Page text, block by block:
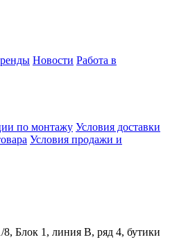
Новости Работа в
по монтажу Условия доставки
Условия продажи и
Блок 1, линия В, ряд 4, бутики